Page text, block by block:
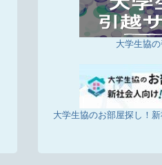
大学生協
大学生協のお部屋探し！